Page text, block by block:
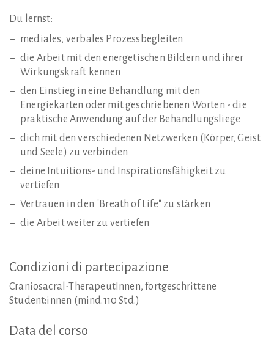
Du lernst:
mediales, verbales Prozessbegleiten
die Arbeit mit den energetischen Bildern und ihrer
Wirkungskraft kennen
den Einstieg in eine Behandlung mit den
Energiekarten oder mit geschriebenen Worten - die
praktische Anwendung auf der Behandlungsliege
dich mit den verschiedenen Netzwerken (Körper, Geist
und Seele) zu verbinden
deine Intuitions- und Inspirationsfähigkeit zu
vertiefen
Vertrauen in den "Breath of Life" zu stärken
die Arbeit weiter zu vertiefen
Condizioni di partecipazione
Craniosacral-TherapeutInnen, fortgeschrittene
Student:innen (mind.110 Std.)
Data del corso